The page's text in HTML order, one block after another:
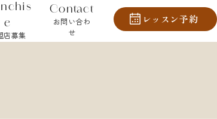
e
店募集
Contact
お問い合わ
せ
レッスン予約